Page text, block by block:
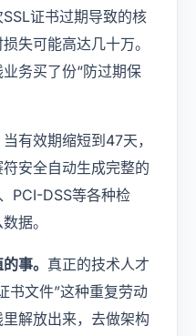
证书过期导致的核
失可能高达几十万。
务买了份“防过期保
当有效期缩短到47天，
安全自动生成完整的
PCI-DSS等各种检
据。
事。 真正的技术人才
书文件”这种重复劳动
解放出来，去做架构